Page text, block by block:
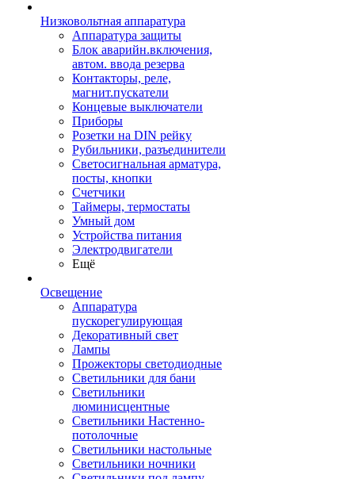
Низковольтная аппаратура
Аппаратура защиты
Блок аварийн.включения,
автом. ввода резерва
Контакторы, реле,
магнит.пускатели
Концевые выключатели
Приборы
Розетки на DIN рейку
Рубильники, разъединители
Светосигнальная арматура,
посты, кнопки
Счетчики
Таймеры, термостаты
Умный дом
Устройства питания
Электродвигатели
Ещё
Освещение
Аппаратура
пускорегулирующая
Декоративный свет
Лампы
Прожекторы светодиодные
Светильники для бани
Светильники
люминисцентные
Светильники Настенно-
потолочные
Светильники настольные
Светильники ночники